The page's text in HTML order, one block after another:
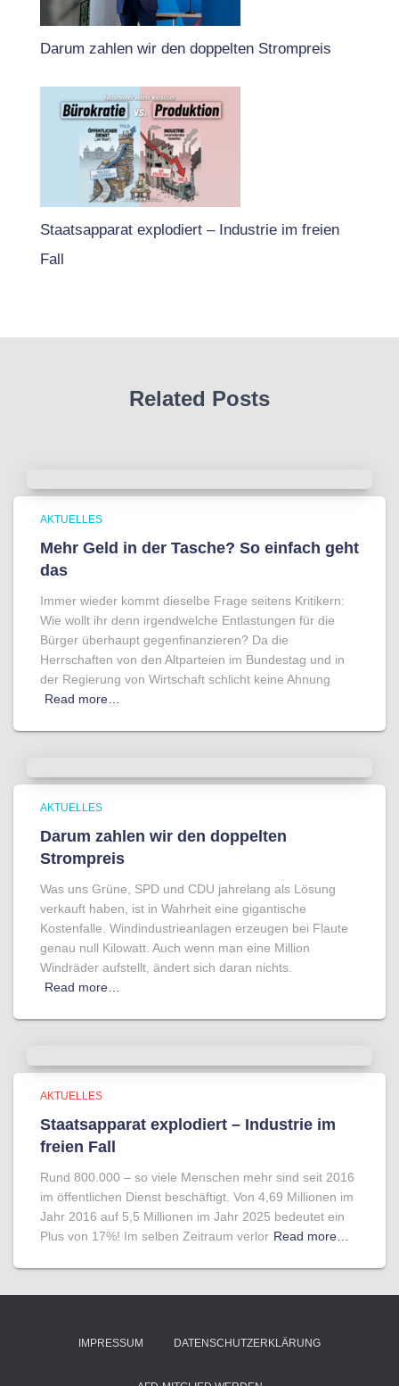
Darum zahlen wir den doppelten Strompreis
Staatsapparat explodiert – Industrie im freien
Fall
Related Posts
AKTUELLES
Mehr Geld in der Tasche? So einfach geht
das
Immer wieder kommt dieselbe Frage seitens Kritikern:
Wie wollt ihr denn irgendwelche Entlastungen für die
Bürger überhaupt gegenfinanzieren? Da die
Herrschaften von den Altparteien im Bundestag und in
der Regierung von Wirtschaft schlicht keine Ahnung
Read more…
AKTUELLES
Darum zahlen wir den doppelten
Strompreis
Was uns Grüne, SPD und CDU jahrelang als Lösung
verkauft haben, ist in Wahrheit eine gigantische
Kostenfalle. Windindustrieanlagen erzeugen bei Flaute
genau null Kilowatt. Auch wenn man eine Million
Windräder aufstellt, ändert sich daran nichts.
Read more…
AKTUELLES
Staatsapparat explodiert – Industrie im
freien Fall
Rund 800.000 – so viele Menschen mehr sind seit 2016
im öffentlichen Dienst beschäftigt. Von 4,69 Millionen im
Jahr 2016 auf 5,5 Millionen im Jahr 2025 bedeutet ein
Plus von 17%! Im selben Zeitraum verlor Read more…
IMPRESSUM DATENSCHUTZERKLÄRUNG